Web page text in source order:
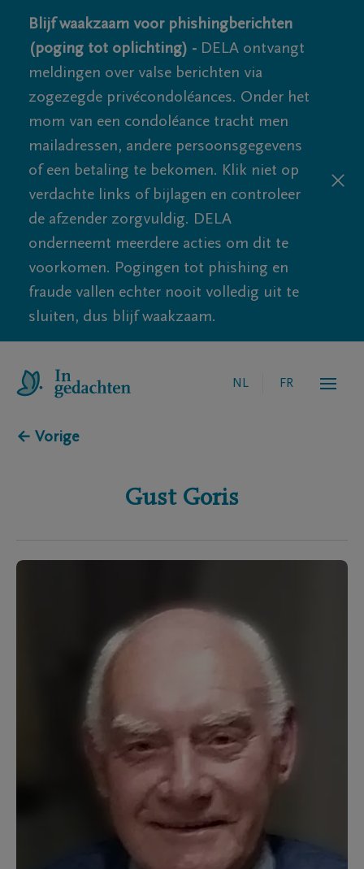
Blijf waakzaam voor phishingberichten
(poging tot oplichting) - DELA ontvangt
meldingen over valse berichten via
zogezegde privécondoléances. Onder het
mom van een condoléance tracht men
mailadressen, andere persoonsgegevens
of een betaling te bekomen. Klik niet op
verdachte links of bijlagen en controleer
de afzender zorgvuldig. DELA
onderneemt meerdere acties om dit te
voorkomen. Pogingen tot phishing en
fraude vallen echter nooit volledig uit te
sluiten, dus blijf waakzaam.
NL FR
← Vorige
Gust Goris